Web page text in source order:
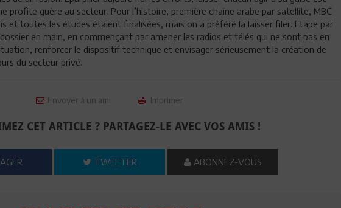
profite guère au secteur. Pour l’histoire, première chaîne arabe par satellite, MBC
et toutes les études étaient finalisées, mais on a préféré la laisser filer. Etape par
en main, en commençant par amener les radios et télés qui ne sont pas en
renforcer le dispositif technique et envisager sérieusement la création de
du secteur privé.
Envoyer à un ami Imprimer
CET ARTICLE ? PARTAGEZ-LE AVEC VOS AMIS !
TWEETER ABONNEZ-VOUS